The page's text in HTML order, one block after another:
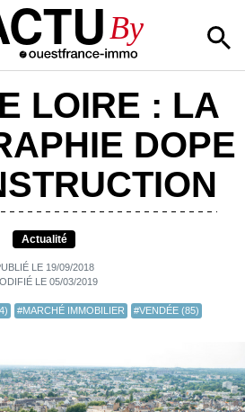
By
LOIRE : LA
DOPE
Actualité
LE 19/09/2018
LE 05/03/2019
#MARCHÉ IMMOBILIER #VENDÉE (85)